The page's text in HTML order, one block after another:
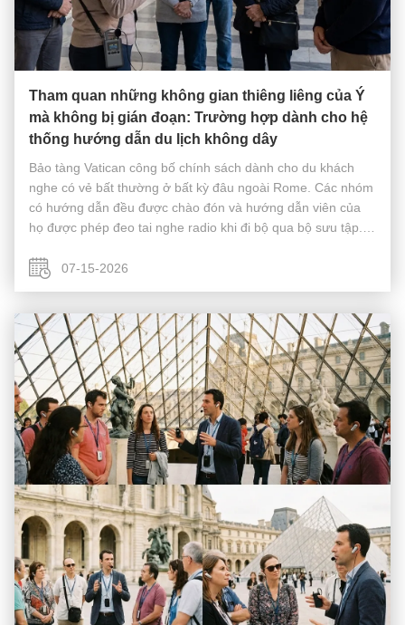
Tham quan những không gian thiêng liêng của Ý
mà không bị gián đoạn: Trường hợp dành cho hệ
thống hướng dẫn du lịch không dây
Bảo tàng Vatican công bố chính sách dành cho du khách
nghe có vẻ bất thường ở bất kỳ đâu ngoài Rome. Các nhóm
có hướng dẫn đều được chào đón và hướng dẫn viên của
họ được phép đeo tai nghe radio khi đi bộ qua bộ sưu tập.
người hướng dẫn viên ngừng ...
07-15-2026